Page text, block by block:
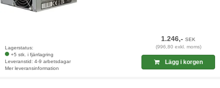
Lagerstatus:
+5 stk. i fjärrlagring
Leveranstid: 4-9 arbetsdagar
Mer leveransinformation
1.246,-SEK
(996,80 exkl. moms)
Lägg i korgen